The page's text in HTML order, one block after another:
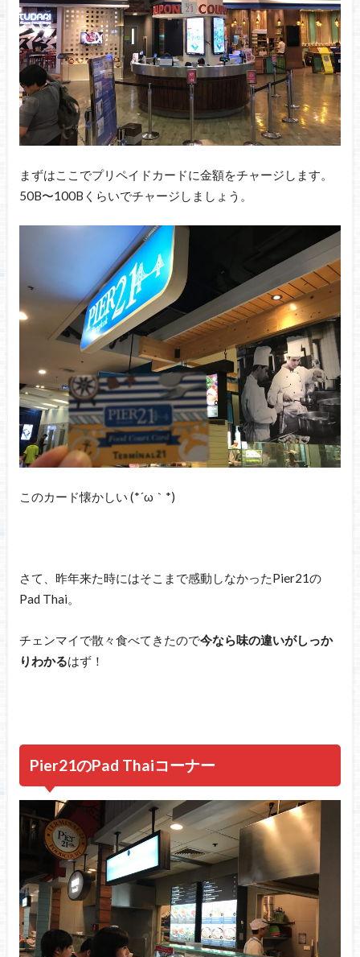
まずはここでプリペイドカードに金額をチャージします。
50B〜100Bくらいでチャージしましょう。
このカード懐かしい (*´ω｀*)
さて、昨年来た時にはそこまで感動しなかったPier21の
Pad Thai。
チェンマイで散々食べてきたので今なら味の違いがしっか
りわかるはず！
Pier21のPad Thaiコーナー